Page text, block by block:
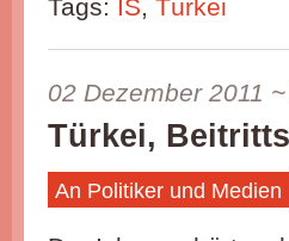
Tags: IS, Türkei
02 Dezember 2011 ~
Türkei,
An Politiker und Medien